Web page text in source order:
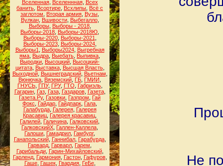
Вселенная, Вселеннная, Всех
банить Всортире Всхлипы Всё с
заглотом
Вторая армия Вузы
Вулкан, Вшивости, Выбегалло,
Выборы, Выборы - 2018,
Выборы-2018 Выборы-2018Ю
Выборы-2020, Выборы-2021
Выборы-2023, Выборы-2024,
Выборы1
Выборы2024, Выгребная
яма Выдра Выебать Выпивка
Выродки Высоцкий Высоцкий-
цитата, Выставка, Высшая Власть,
Выходной, Вышнеградский, Вьетнам
Вюнючка Вяземский ГБ ГМИИ
ГНУСЬ, ГПУ, ГРУ, ГТО Габриэль,
Гагарин, Газ, Газа, Газдаров, Газета,
Газета.Ру, Газовки Газпром
Гай
Фокс
Гайдар Гайдпарк Гала
Галабурда, Галерея, Галерея
Красавиц Галерея красавиц
Галилей Галичина Галковский
ГалковскийХ Галлен-Каллела
Галоши Гамадрил Гамбург,
Ганапольский, Ганнибал, Гарабурда,
Гарвард Гарварл Гарем
Гарибальди, Гарин-Михайловский,
Гарленд, Гармония, Гастон, Гафуров,
Гаше, Гашек, Гвардия, ГеБе,
Не